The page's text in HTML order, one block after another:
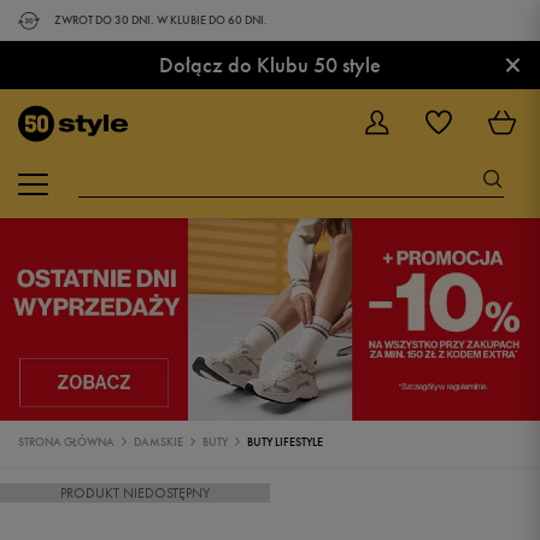
ZWROT DO 30 DNI. W KLUBIE DO 60 DNI.
Dołącz do Klubu 50 style ×
STRONA GŁÓWNA DAMSKIE BUTY BUTY LIFESTYLE
PRODUKT NIEDOSTĘPNY